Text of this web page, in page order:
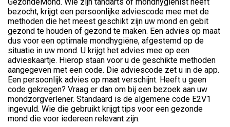
bezocht, krijgt een persoonlijke adviescode mee met de
methoden die het meest geschikt zijn uw mond en gebit
gezond te houden of gezond te maken. Een advies op maat
dus voor een optimale mondhygiëne, afgestemd op de
situatie in uw mond. U krijgt het advies mee op een
advieskaartje. Hierop staan voor u de geschikte methoden
aangegeven met een code. Die adviescode zet u in de app.
Een persoonlijk advies op maat verschijnt. Heeft u geen
code gekregen? Vraag er dan om bij een bezoek aan uw
mondzorgverlener. Standaard is de algemene code E2V1
ingevuld. Wie die gebruikt krijgt tips voor een gezonde
mond die voor iedereen relevant zijn.